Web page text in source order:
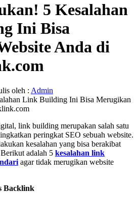
5 Kesalahan
Ini Bisa
Anda di
oleh : Admin
link building merupakan salah satu
peringkat SEO sebuah website.
kesalahan yang bisa berakibat
adalah 5 kesalahan link
agar tidak merugikan website
Backlink